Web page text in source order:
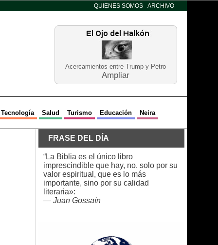
QUIENES SOMOS ARCHIVO
Acercamientos entre Trump y Petro
Ampliar
Tecnología Salud Turismo Educación Neira
FRASE DEL DÍA
“La Biblia es el único libro
imprescindible que hay, no. solo por su
valor espiritual, que es lo más
importante, sino por su calidad
literaria»:
— Juan Gossaín